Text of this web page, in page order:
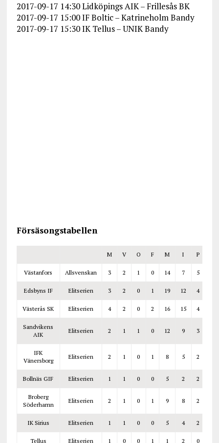
2017-09-17 14:30 Lidköpings AIK – Frillesås BK
2017-09-17 15:00 IF Boltic – Katrineholm Bandy
2017-09-17 15:30 IK Tellus – UNIK Bandy
Försäsongstabellen
M V O F M I P
Västanfors Allsvenskan 3 2 1 0 14 7 5
Edsbyns IF Elitserien 3 2 0 1 19 12 4
Västerås SK Elitserien 4 2 0 2 16 15 4
Sandvikens
AIK
Elitserien 2 1 1 0 12 9 3
IFK
Vänersborg
Elitserien 2 1 0 1 8 5 2
Bollnäs GIF Elitserien 1 1 0 0 5 2 2
Broberg
Söderhamn
Elitserien 2 1 0 1 9 8 2
IK Sirius Elitserien 1 1 0 0 5 4 2
Tellus Elitserien 1 0 0 1 1 2 0